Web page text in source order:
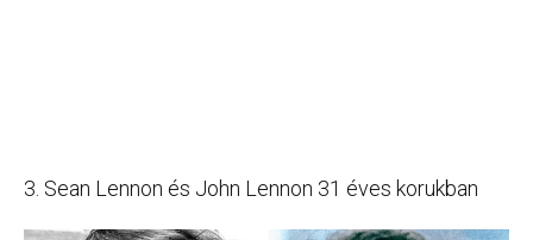
3. Sean Lennon és John Lennon 31 éves korukban